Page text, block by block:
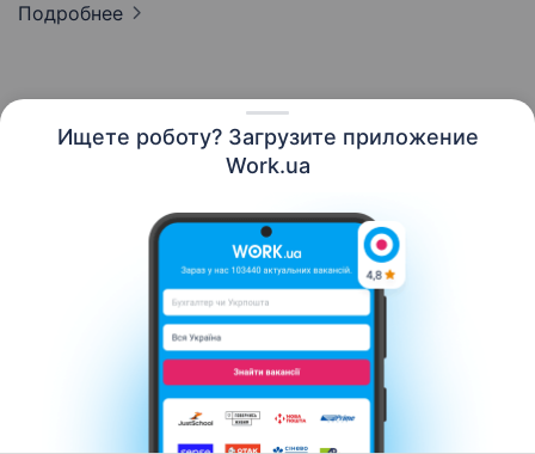
Ищете роботу? Загрузите приложение
Work.ua
Подробнее
Контакты О нас
Карьера
Новости Work.ua
Помощь
Условия использования